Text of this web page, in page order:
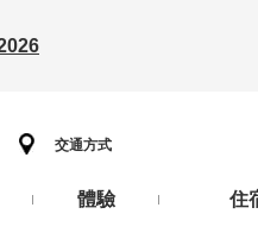
交通方式
體驗 住